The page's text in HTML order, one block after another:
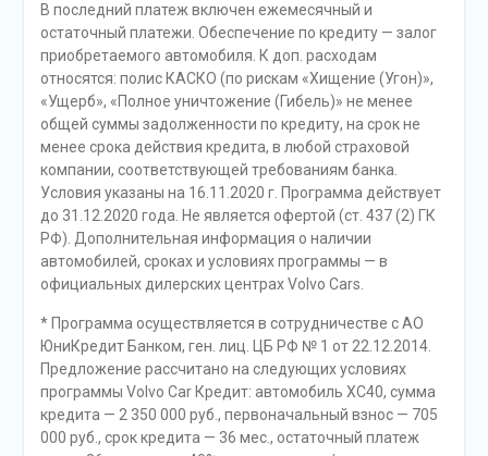
В последний платеж включен ежемесячный и
остаточный платежи. Обеспечение по кредиту — залог
приобретаемого автомобиля. К доп. расходам
относятся: полис КАСКО (по рискам «Хищение (Угон)»,
«Ущерб», «Полное уничтожение (Гибель)» не менее
общей суммы задолженности по кредиту, на срок не
менее срока действия кредита, в любой страховой
компании, соответствующей требованиям банка.
Условия указаны на 16.11.2020 г. Программа действует
до 31.12.2020 года. Не является офертой (ст. 437 (2) ГК
РФ). Дополнительная информация о наличии
автомобилей, сроках и условиях программы — в
официальных дилерских центрах Volvo Cars.
* Программа осуществляется в сотрудничестве с АО
ЮниКредит Банком, ген. лиц. ЦБ РФ № 1 от 22.12.2014.
Предложение рассчитано на следующих условиях
программы Volvo Car Кредит: автомобиль XC40, сумма
кредита — 2 350 000 руб., первоначальный взнос — 705
000 руб., срок кредита — 36 мес., остаточный платеж